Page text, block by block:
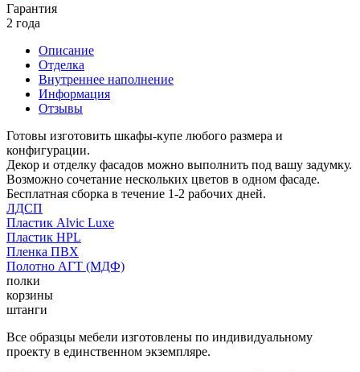
Гарантия
2 года
Описание
Отделка
Внутреннее наполнение
Информация
Отзывы
Готовы изготовить шкафы-купе любого размера и
конфигурации.
Декор и отделку фасадов можно выполнить под вашу задумку.
Возможно сочетание нескольких цветов в одном фасаде.
Бесплатная сборка в течение 1-2 рабочих дней.
ЛДСП
Пластик Alvic Luxe
Пластик HPL
Пленка ПВХ
Полотно АГТ (МДФ)
полки
корзины
штанги
Все образцы мебели изготовлены по индивидуальному
проекту в единственном экземпляре.